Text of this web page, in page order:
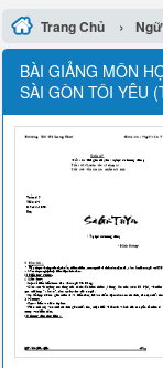
Trang Chủ ›
BÀI GIẢNG MÔN
SÀI GÒN TÔI YÊU